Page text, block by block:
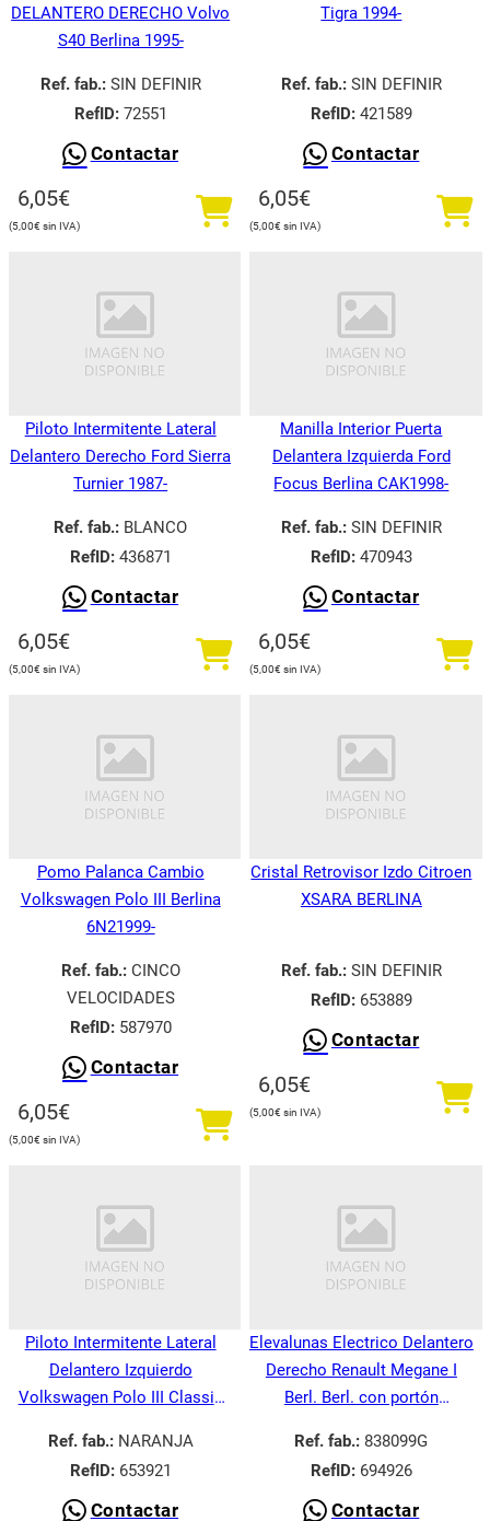
DELANTERO DERECHO Volvo
S40 Berlina 1995-
Ref. fab.:SIN DEFINIR
RefID:72551
Contactar
6,05€
5,00€
Tigra 1994-
Ref. fab.:SIN DEFINIR
RefID:421589
Contactar
6,05€
5,00€
Piloto Intermitente Lateral
Delantero Derecho Ford Sierra
Turnier 1987-
Ref. fab.: BLANCO
RefID:436871
Contactar
6,05€
5,00€
Manilla Interior Puerta
Delantera Izquierda Ford
Focus Berlina CAK1998-
Ref. fab.:SIN DEFINIR
RefID:470943
Contactar
6,05€
5,00€
Pomo Palanca Cambio
Volkswagen Polo III Berlina
6N21999-
Ref. fab.:CINCO
VELOCIDADES
RefID:587970
Contactar
6,05€
5,00€
Cristal Retrovisor Izdo Citroen
XSARA BERLINA
Ref. fab.:SIN DEFINIR
RefID:653889
Contactar
6,05€
5,00€
Piloto Intermitente Lateral
Delantero Izquierdo
Volkswagen Polo III Classic
Ref. fab.:NARANJA
RefID:653921
Contactar
Elevalunas Electrico Delantero
Derecho Renault Megane I
Berl. Berl. con portón
Ref. fab.: 838099G
RefID:694926
Contactar